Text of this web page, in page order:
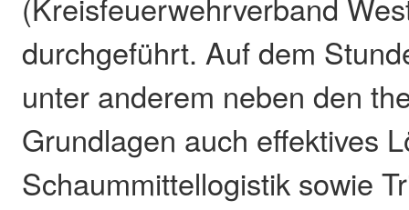
(Kreisfeuerwehrverband
durchgeführt. Auf dem
unter anderem neben den
Grundlagen auch effektives
Schaummittellogistik sowie